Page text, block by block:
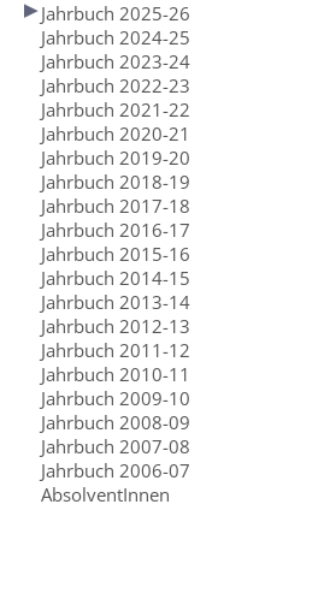
Jahrbuch 2025-26
Jahrbuch 2024-25
Jahrbuch 2023-24
Jahrbuch 2022-23
Jahrbuch 2021-22
Jahrbuch 2020-21
Jahrbuch 2019-20
Jahrbuch 2018-19
Jahrbuch 2017-18
Jahrbuch 2016-17
Jahrbuch 2015-16
Jahrbuch 2014-15
Jahrbuch 2013-14
Jahrbuch 2012-13
Jahrbuch 2011-12
Jahrbuch 2010-11
Jahrbuch 2009-10
Jahrbuch 2008-09
Jahrbuch 2007-08
Jahrbuch 2006-07
AbsolventInnen